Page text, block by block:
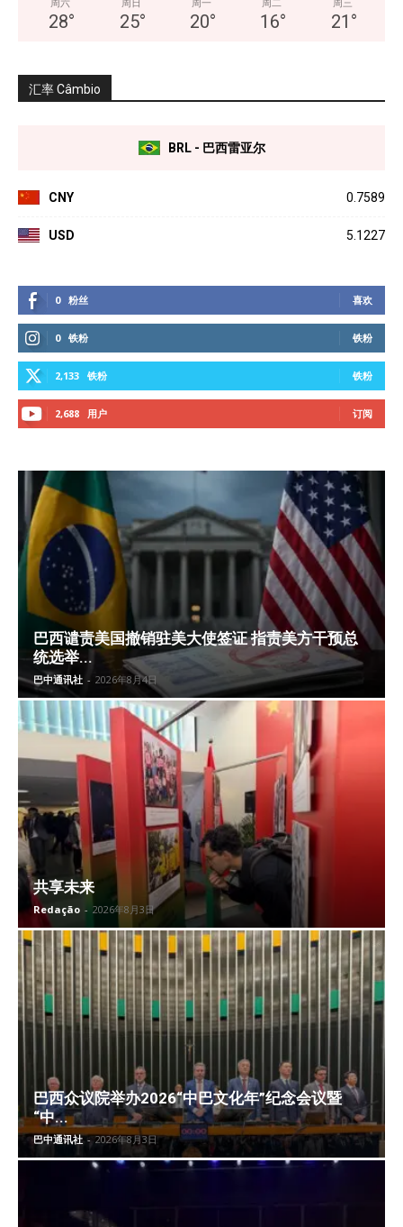
周六
28°
周日
25°
周一
20°
周二
16°
周三
21 °
汇率 Câmbio
BRL - 巴西雷亚尔
CNY 0.7589
USD 5.1227
0 粉丝 喜欢
0 铁粉 铁粉
2,133 铁粉 铁粉
2,688 用户 订阅
巴西谴责美国撤销驻美大使签证 指责美方干预总
统选举...
巴中通讯社 - 2026年8月4日
共享未来
Redação - 2026年8月3日
巴西众议院举办2026“中巴文化年”纪念会议暨
“中...
巴中通讯社 - 2026年8月3日